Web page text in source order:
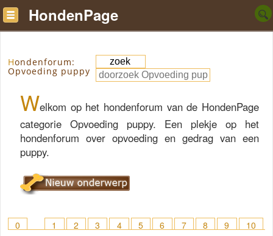
HondenPage
Hondenforum:
Opvoeding puppy
Welkom op het hondenforum van de HondenPage
categorie Opvoeding puppy. Een plekje op het
hondenforum over opvoeding en gedrag van een
puppy.
0 1 2 3 4 5 6 7 8 9
10